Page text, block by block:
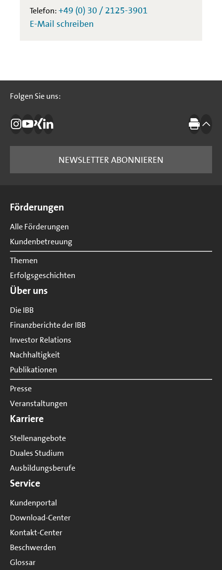
Telefon:+49 (0) 30 / 2125-3901
E-Mail schreiben
Folgen Sie uns:
Folgen Sie uns:
Die IBB auf Instagram
Die IBB auf YouTube
Die IBB auf Xing
Die IBB auf LinkedIn Drucken
NEWSLETTER ABONNIEREN
Förderungen
Alle Förderungen
Kundenbetreuung
Themen
Erfolgsgeschichten
Über uns
Die IBB
Finanzberichte der IBB
Investor Relations
Nachhaltigkeit
Publikationen
Presse
Veranstaltungen
Karriere
Stellenangebote
Duales Studium
Ausbildungsberufe
Service
Kundenportal
Download-Center
Kontakt-Center
Beschwerden
Glossar